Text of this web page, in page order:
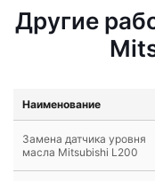
Другие
Наименование
Замена датчика уровня
масла Mitsubishi L200